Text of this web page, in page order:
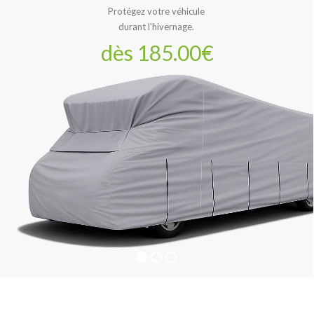
Protégez votre véhicule
durant l'hivernage.
dès 185.00€